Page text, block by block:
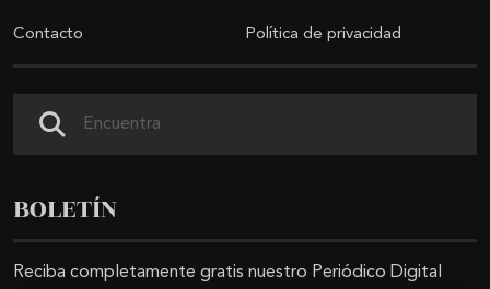
Contacto Política de privacidad
BOLETÍN
Reciba completamente gratis nuestro Periódico Digital